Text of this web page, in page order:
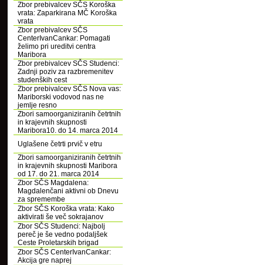
Zbor prebivalcev SČS Koroška
vrata: Zaparkirana MČ Koroška
vrata
Zbor prebivalcev SČS
CenterIvanCankar: Pomagati
želimo pri ureditvi centra
Maribora
Zbor prebivalcev SČS Studenci:
Zadnji poziv za razbremenitev
studenških cest
Zbor prebivalcev SČS Nova vas:
Mariborski vodovod nas ne
jemlje resno
Zbori samoorganiziranih četrtnih
in krajevnih skupnosti
Maribora10. do 14. marca 2014
Uglašene četrti prvič v etru
Zbori samoorganiziranih četrtnih
in krajevnih skupnosti Maribora
od 17. do 21. marca 2014
Zbor SČS Magdalena:
Magdalenčani aktivni ob Dnevu
za spremembe
Zbor SČS Koroška vrata: Kako
aktivirati še več sokrajanov
Zbor SČS Studenci: Najbolj
pereč je še vedno podaljšek
Ceste Proletarskih brigad
Zbor SČS CenterIvanCankar:
Akcija gre naprej